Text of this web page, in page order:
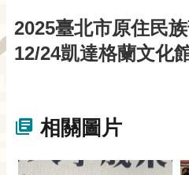
2025臺北市原住民
12/24凱達格蘭文化
相關圖片